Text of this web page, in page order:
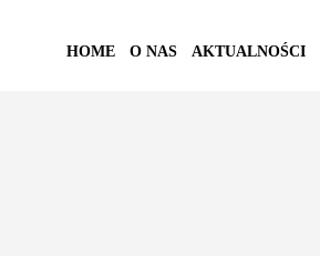
HOME O NAS AKTUALNOŚCI